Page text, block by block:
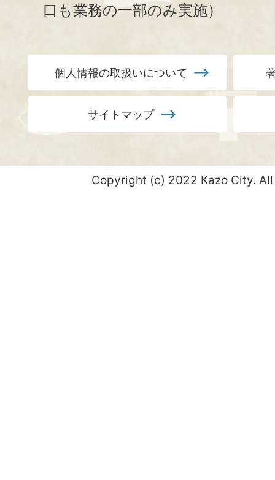
口も業務の一部のみ実施）
個人情報の取扱いについて
サイトマップ
Copyright (c) 2022 Kazo City.